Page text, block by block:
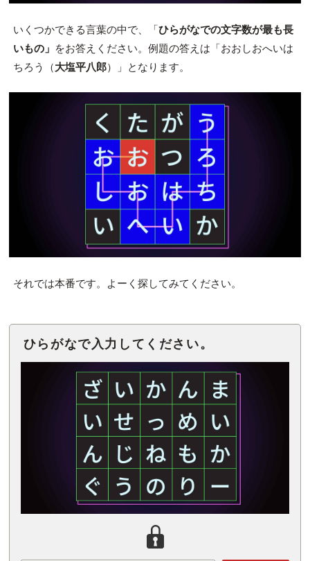
いくつかできる言葉の中で、「ひらがなでの文字数が最も長
いもの」 をお答えください。例題の答えは「おおしおへいは
ちろう（大塩平八郎）」となります。
それでは本番です。よーく探してみてください。
ひらがなで入力してください。